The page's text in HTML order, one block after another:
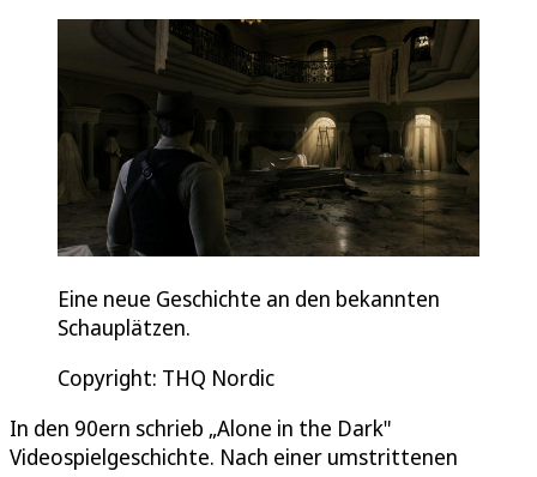
Eine neue Geschichte an den bekannten
Schauplätzen.
Copyright: THQ Nordic
In den 90ern schrieb „Alone in the Dark"
Videospielgeschichte. Nach einer umstrittenen